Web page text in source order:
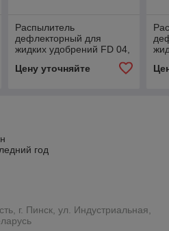
Распылитель
дефлекторный для
жидких удобрений FD 04,
Цену уточняйте
год
г. Пинск, ул. Индустриальная,